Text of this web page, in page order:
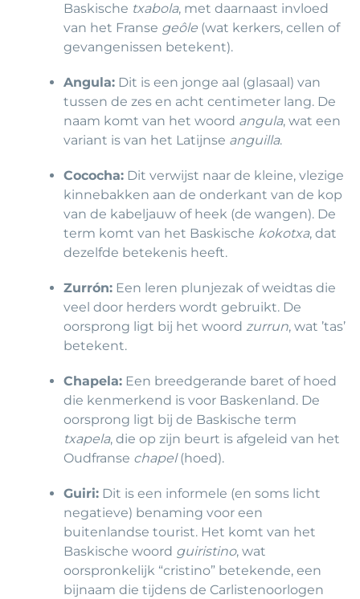
Baskische txabola, met daarnaast invloed
van het Franse geôle (wat kerkers, cellen of
gevangenissen betekent).
Angula: Dit is een jonge aal (glasaal) van
tussen de zes en acht centimeter lang. De
naam komt van het woord angula, wat een
variant is van het Latijnse anguilla.
Cococha: Dit verwijst naar de kleine, vlezige
kinnebakken aan de onderkant van de kop
van de kabeljauw of heek (de wangen). De
term komt van het Baskische kokotxa, dat
dezelfde betekenis heeft.
Zurrón: Een leren plunjezak of weidtas die
veel door herders wordt gebruikt. De
oorsprong ligt bij het woordzurrun, wat ’tas’
betekent.
Chapela: Een breedgerande baret of hoed
die kenmerkend is voor Baskenland. De
oorsprong ligt bij de Baskische term
txapela, die op zijn beurt is afgeleid van het
Oudfranse chapel(hoed).
Guiri: Dit is een informele (en soms licht
negatieve) benaming voor een
buitenlandse tourist. Het komt van het
Baskische woord guiristino, wat
oorspronkelijk “cristino” betekende, een
bijnaam die tijdens de Carlistenoorlogen